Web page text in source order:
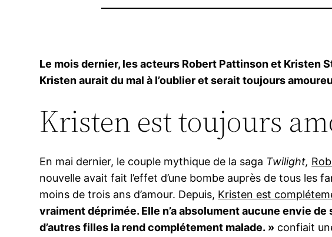
Le mois dernier, les acteurs Robert Pattinson et Kristen
Kristen aurait du mal à l’oublier et serait toujours
Kristen est toujours
En mai dernier, le couple mythique de la saga Twilight,
nouvelle avait fait l’effet d’une bombe auprès de tous les
moins de trois ans d’amour. Depuis, Kristen est
vraiment déprimée. Elle n’a absolument aucune envie
d’autres filles la rend complétement malade. » confiait